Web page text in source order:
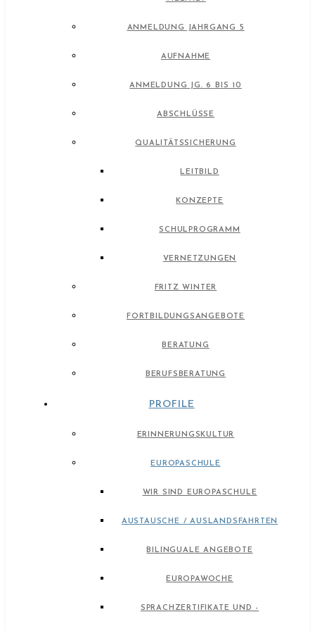
ANMELDUNG JAHRGANG 5
AUFNAHME
ANMELDUNG JG. 6 BIS 10
ABSCHLÜSSE
QUALITÄTSSICHERUNG
LEITBILD
KONZEPTE
SCHULPROGRAMM
VERNETZUNGEN
FRITZ WINTER
FORTBILDUNGSANGEBOTE
BERATUNG
BERUFSBERATUNG
PROFILE
ERINNERUNGSKULTUR
EUROPASCHULE
WIR SIND EUROPASCHULE
AUSTAUSCHE / AUSLANDSFAHRTEN
BILINGUALE ANGEBOTE
EUROPAWOCHE
SPRACHZERTIFIKATE UND -